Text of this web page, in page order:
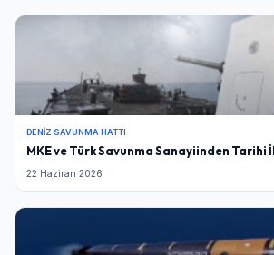
DENIZ SAVUNMA HATTI
MKE ve Türk Savunma Sanayiinden Tarihi
22 Haziran 2026